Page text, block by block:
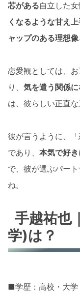
芯がある自立した
くなるような甘え
ャップのある理想像
恋愛観としては、
り、 気を遣う関係
は、彼らしい正直な
彼が言うように、
であり、 本気で好
で、彼が選ぶパー
ね。
手越祐也
学)は？
■学歴：高校・大学